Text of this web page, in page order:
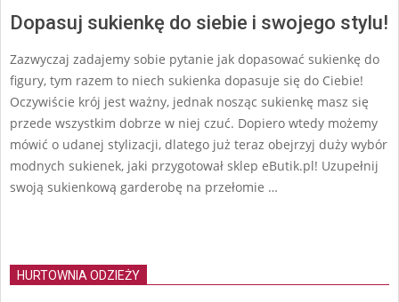
Dopasuj sukienkę do siebie i swojego stylu!
Zazwyczaj zadajemy sobie pytanie jak dopasować sukienkę do
figury, tym razem to niech sukienka dopasuje się do Ciebie!
Oczywiście krój jest ważny, jednak nosząc sukienkę masz się
przede wszystkim dobrze w niej czuć. Dopiero wtedy możemy
mówić o udanej stylizacji, dlatego już teraz obejrzyj duży wybór
modnych sukienek, jaki przygotował sklep eButik.pl! Uzupełnij
swoją sukienkową garderobę na przełomie …
HURTOWNIA ODZIEŻY